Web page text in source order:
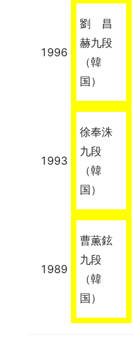
1996
劉 昌
赫九段
（韓
国）
1993
徐奉洙
九段
（韓
国）
1989
曹薫鉉
九段
（韓
国）